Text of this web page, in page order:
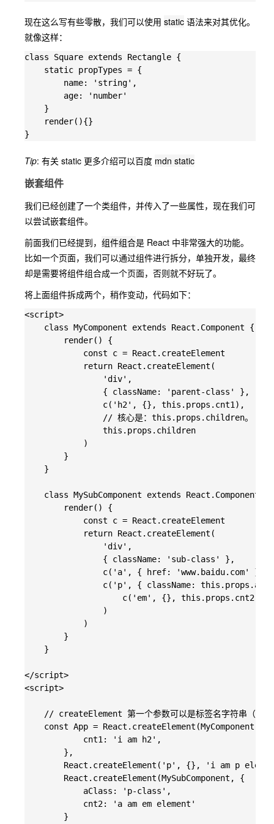
现在这么写有些零散，我们可以使用 static 语法来对其优化。
就像这样：
class Square extends Rectangle {
    static propTypes = {
        name: 'string',
        age: 'number'
    }
    render(){}
Tip: 有关 static 更多介绍可以百度 mdn static
嵌套组件
我们已经创建了一个类组件，并传入了一些属性，现在我们可
以尝试嵌套组件。
前面我们已经提到， 组件组合是 React 中非常强大的功能。
比如一个页面，我们可以通过组件进行拆分，单独开发，最终
却是需要将组件组合成一个页面，否则就不好玩了。
将上面组件拆成两个，稍作变动，代码如下：
<script>
    class MyComponent extends React.Component {
        render() {
            const c = React.createElement
            return React.createElement(
                'div',
                { className: 'parent-class' },
                c('h2', {}, this.props.cnt1),
                // 核心是：this.props.children。
                this.props.children
            )
        }
    }
    class MySubComponent extends React.Component {
        render() {
            const c = React.createElement
            return React.createElement(
                'div',
                { className: 'sub-class' },
c('a', { href: 'www.baidu.com' },
c('p', { className:
                    c('em', {}, this.props.cnt2)
                )
            )
        }
    }
</script>
<script>
// createElement 第一个参数可以是标签名字符串（如
    const App = React.createElement(MyComponent, {
            cnt1: 'i am h2',
        },
React.createElement('p', {}, 'i am p
        React.createElement(MySubComponent, {
            aClass: 'p-class',
            cnt2: 'a am em element'
        }